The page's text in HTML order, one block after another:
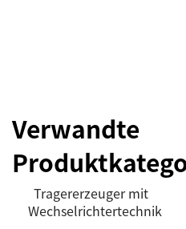
Verwandte
Tragererzeuger mit
Wechselrichtertechnik